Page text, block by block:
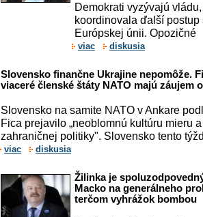
Demokrati vyzývajú
koordinovala ďalší postup
Európskej únii. Opozičné
viac diskusia
Slovensko finančne Ukrajine nepomôže.
viaceré členské štáty NATO majú záujem
Slovensko na samite NATO v Ankare
Fica prejavilo „neoblomnú kultúru mieru
zahraničnej politiky". Slovensko tento
viac diskusia
Žilinka je
Macko na generálneho
terčom vyhrážok bombou